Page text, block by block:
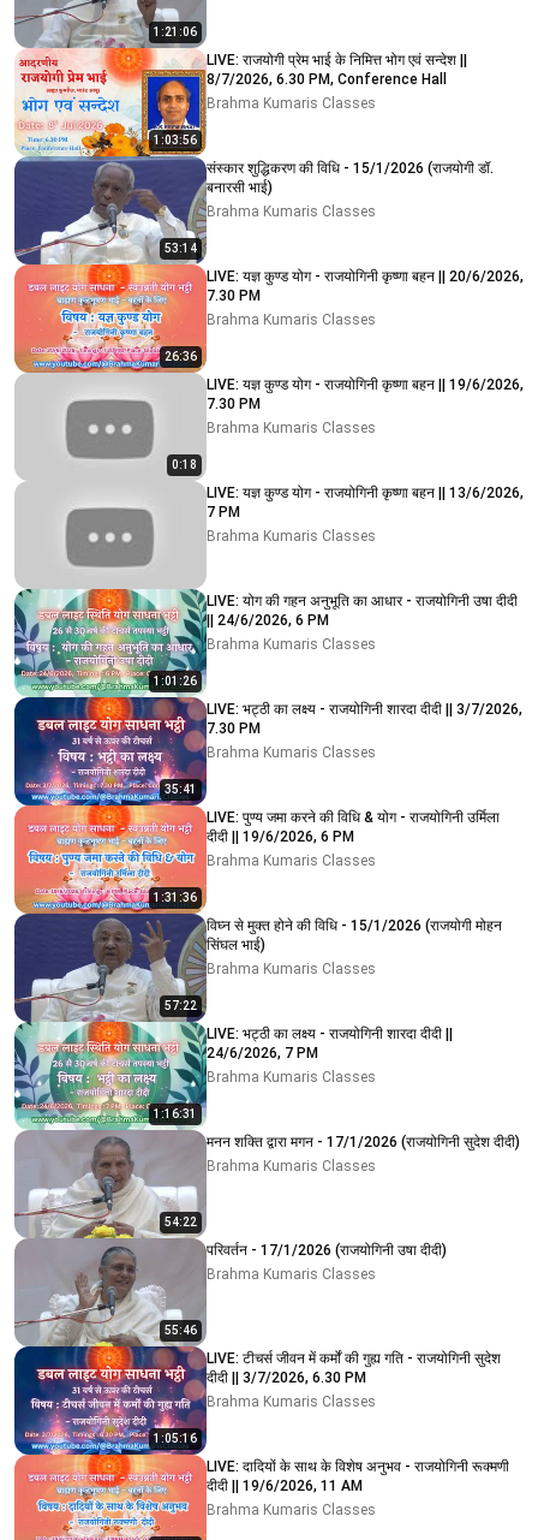
1:21:06
1:03:56
LIVE: राजयोगी प्रेम भाई के निमित्त भोग एवं सन्देश ||
8/7/2026, 6.30 PM, Conference Hall
Brahma Kumaris Classes
53:14
संस्कार शुद्धिकरण की विधि - 15/1/2026 (राजयोगी डॉ.
बनारसी भाई)
Brahma Kumaris Classes
26:36
LIVE: यज्ञ कुण्ड योग - राजयोगिनी कृष्णा बहन || 20/6/2026,
7.30 PM
Brahma Kumaris Classes
0:18
LIVE: यज्ञ कुण्ड योग - राजयोगिनी कृष्णा बहन || 19/6/2026,
7.30 PM
Brahma Kumaris Classes
LIVE: यज्ञ कुण्ड योग - राजयोगिनी कृष्णा बहन || 13/6/2026,
7 PM
Brahma Kumaris Classes
1:01:26
LIVE: योग की गहन अनुभूति का आधार - राजयोगिनी उषा दीदी
|| 24/6/2026, 6 PM
Brahma Kumaris Classes
35:41
LIVE: भट्ठी का लक्ष्य - राजयोगिनी शारदा दीदी || 3/7/2026,
7.30 PM
Brahma Kumaris Classes
1:31:36
LIVE: पुण्य जमा करने की विधि & योग - राजयोगिनी उर्मिला
दीदी || 19/6/2026, 6 PM
Brahma Kumaris Classes
57:22
विघ्न से मुक्त होने की विधि - 15/1/2026 (राजयोगी मोहन
सिंघल भाई)
Brahma Kumaris Classes
1:16:31
LIVE: भट्ठी का लक्ष्य - राजयोगिनी शारदा दीदी ||
24/6/2026, 7 PM
Brahma Kumaris Classes
54:22
मनन शक्ति द्वारा मगन - 17/1/2026 (राजयोगिनी सुदेश दीदी)
Brahma Kumaris Classes
55:46
परिवर्तन - 17/1/2026 (राजयोगिनी उषा दीदी)
Brahma Kumaris Classes
1:05:16
LIVE: टीचर्स जीवन में कर्मों की गुह्य गति - राजयोगिनी सुदेश
दीदी || 3/7/2026, 6.30 PM
Brahma Kumaris Classes
LIVE: दादियों के साथ के विशेष अनुभव - राजयोगिनी रूक्मणी
दीदी || 19/6/2026, 11 AM
Brahma Kumaris Classes